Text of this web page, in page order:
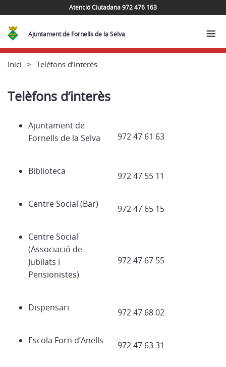
Atenció Ciutadana 972 476 163
Ajuntament de Fornells de la Selva
Inici Telèfons d’interès
Telèfons d’interès
Ajuntament de
Fornells de la Selva
972 47 61 63
Biblioteca 972 47 55 11
Centre Social (Bar) 972 47 65 15
Centre Social
(Associació de
Jubilats i
Pensionistes)
972 47 67 55
Dispensari 972 47 68 02
Escola Forn d’Anells 972 47 63 31